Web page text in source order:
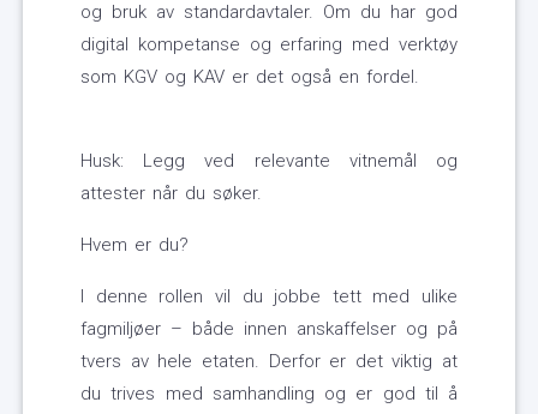
og bruk av standardavtaler. Om du har god
digital kompetanse og erfaring med verktøy
som KGV og KAV er det også en fordel.
Husk: Legg ved relevante vitnemål og
attester når du søker.
Hvem er du?
I denne rollen vil du jobbe tett med ulike
fagmiljøer – både innen anskaffelser og på
tvers av hele etaten. Derfor er det viktig at
du trives med samhandling og er god til å